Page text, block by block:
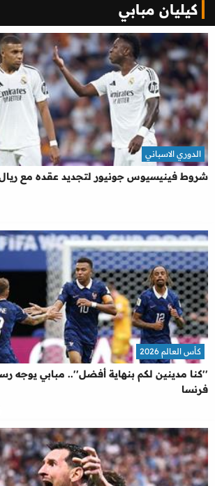
كيليان مبابي
شروط فينيسيوس جونيور لتجديد عقده مع ريال
الدوري الاسباني
''كنا مدينين لكم بنهاية أفضل''.. مبابي يوجه
فرنسا
كأس العالم 2026